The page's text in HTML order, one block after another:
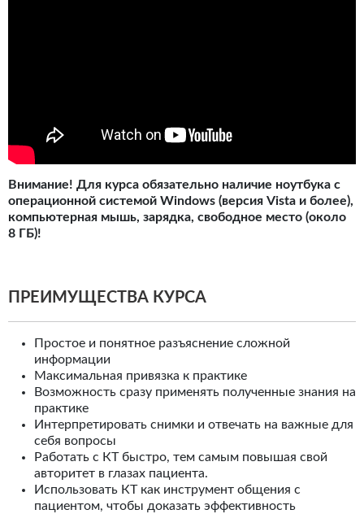
Внимание! Для курса обязательно наличие ноутбука с
операционной системой Windows (версия Vista и более),
компьютерная мышь, зарядка, свободное место (около
8 ГБ)!
ПРЕИМУЩЕСТВА КУРСА
Простое и понятное разъяснение сложной
информации
Максимальная привязка к практике
Возможность сразу применять полученные знания на
практике
Интерпретировать снимки и отвечать на важные для
себя вопросы
Работать с КТ быстро, тем самым повышая свой
авторитет в глазах пациента.
Использовать КТ как инструмент общения с
пациентом, чтобы доказать эффективность